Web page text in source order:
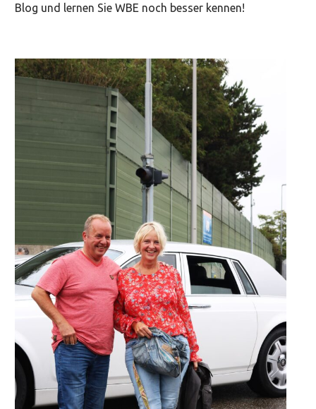
Blog und lernen Sie WBE noch besser kennen!